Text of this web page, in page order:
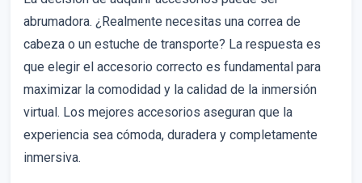
abrumadora. ¿Realmente necesitas una correa de
cabeza o un estuche de transporte? La respuesta es
que elegir el accesorio correcto es fundamental para
maximizar la comodidad y la calidad de la inmersión
virtual. Los mejores accesorios aseguran que la
experiencia sea cómoda, duradera y completamente
inmersiva.